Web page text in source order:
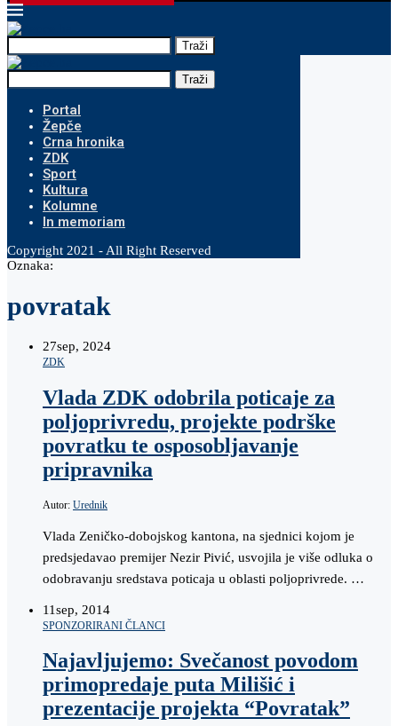
Traži
Traži
Portal
Žepče
Crna hronika
ZDK
Sport
Kultura
Kolumne
In memoriam
Copyright 2021 - All Right Reserved
Oznaka:
povratak
27sep, 2024
ZDK
Vlada ZDK odobrila poticaje za
poljoprivredu, projekte podrške
povratku te osposobljavanje
pripravnika
Autor: Urednik
Vlada Zeničko-dobojskog kantona, na sjednici kojom je
predsjedavao premijer Nezir Pivić, usvojila je više odluka o
odobravanju sredstava poticaja u oblasti poljoprivrede. …
11sep, 2014
SPONZORIRANI ČLANCI
Najavljujemo: Svečanost povodom
primopredaje puta Milišić i
prezentacije projekta “Povratak”